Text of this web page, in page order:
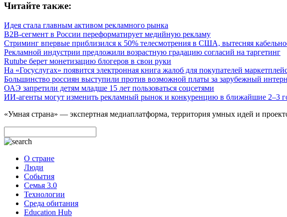
Читайте также:
Идея стала главным активом рекламного рынка
B2B-сегмент в России переформатирует медийную рекламу
Стриминг впервые приблизился к 50% телесмотрения в США, вытесняя
Рекламной индустрии предложили возрастную градацию согласий на таргетинг
Rutube берет монетизацию блогеров в свои руки
На «Госуслугах» появится электронная книга жалоб для покупателей
Большинство россиян выступили против возможной платы за зарубежный
ОАЭ запретили детям младше 15 лет пользоваться соцсетями
ИИ-агенты могут изменить рекламный рынок и конкуренцию в ближайшие 2–3
«Умная страна» — экспертная медиаплатформа, территория умных идей и
О стране
Люди
События
Семья 3.0
Технологии
Среда обитания
Education Hub